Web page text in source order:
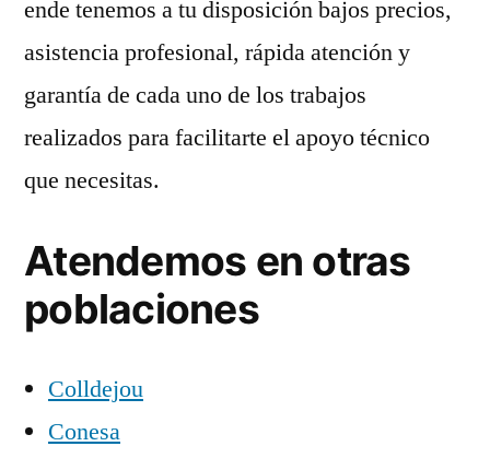
ende tenemos a tu disposición bajos precios,
asistencia profesional, rápida atención y
garantía de cada uno de los trabajos
realizados para facilitarte el apoyo técnico
que necesitas.
Atendemos en otras
poblaciones
Colldejou
Conesa